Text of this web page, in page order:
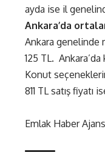
ayda ise il
Ankara’da
Ankara genelinde
125 TL.
Konut
811 TL satış fiyatı
Emlak Haber